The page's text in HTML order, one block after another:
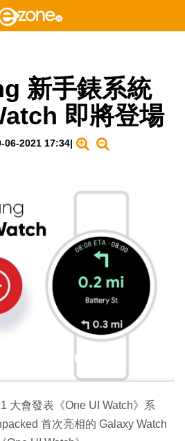
新手錶系統
即將登場
06-2021 17:34|
大會發表《One UI Watch》系
首次亮相的 Galaxy Watch